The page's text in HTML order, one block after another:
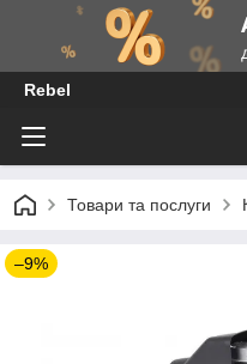
Rebel
Товари та послуги
–9%